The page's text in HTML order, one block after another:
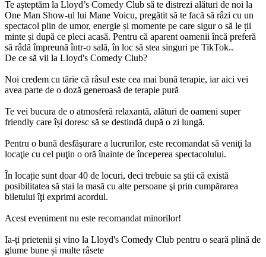
Te așteptăm la Lloyd’s Comedy Club să te distrezi alături de noi la
One Man Show-ul lui Mane Voicu, pregătit să te facă să râzi cu un
spectacol plin de umor, energie și momente pe care sigur o să le ții
minte și după ce pleci acasă. Pentru că aparent oamenii încă preferă
să râdă împreună într-o sală, în loc să stea singuri pe TikTok..
De ce să vii la Lloyd's Comedy Club?
Noi credem cu tărie că râsul este cea mai bună terapie, iar aici vei
avea parte de o doză generoasă de terapie pură
Te vei bucura de o atmosferă relaxantă, alături de oameni super
friendly care își doresc să se destindă după o zi lungă.
Pentru o bună desfăşurare a lucrurilor, este recomandat să veniţi la
locaţie cu cel puţin o oră înainte de începerea spectacolului.
În locație sunt doar 40 de locuri, deci trebuie sa ştii că există
posibilitatea să stai la masă cu alte persoane şi prin cumpărarea
biletului îţi exprimi acordul.
Acest eveniment nu este recomandat minorilor!
Ia-ți prietenii și vino la Lloyd's Comedy Club pentru o seară plină de
glume bune și multe râsete